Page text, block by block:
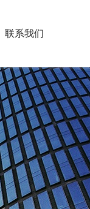
联系我们